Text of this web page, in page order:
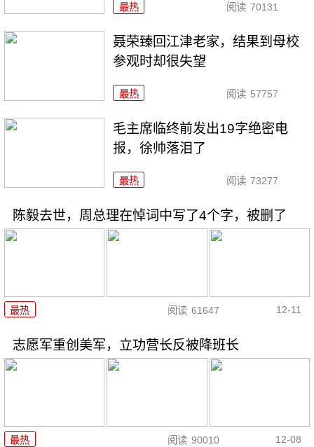
最热 阅读 70131
聂荣臻回江津老家，结果到母校
参观时却很失望
最热 阅读 57757
毛主席临终前发出19字绝密电
报，徐帅落泪了
最热 阅读 73277
陈毅去世，周总理在悼词中写了4个字，被删了
最热 阅读 61647 12-11
志愿军重创美军，立功营长反被降班长
最热 阅读 90010 12-08